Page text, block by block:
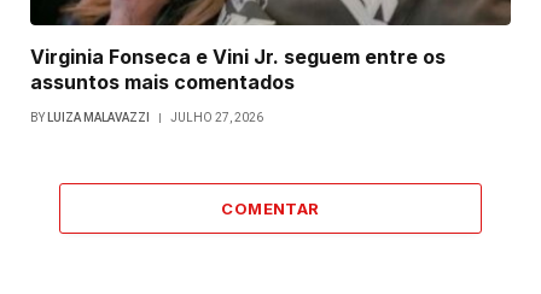
Virginia Fonseca e Vini Jr. seguem entre os
assuntos mais comentados
BY LUIZA MALAVAZZI JULHO 27, 2026
COMENTAR